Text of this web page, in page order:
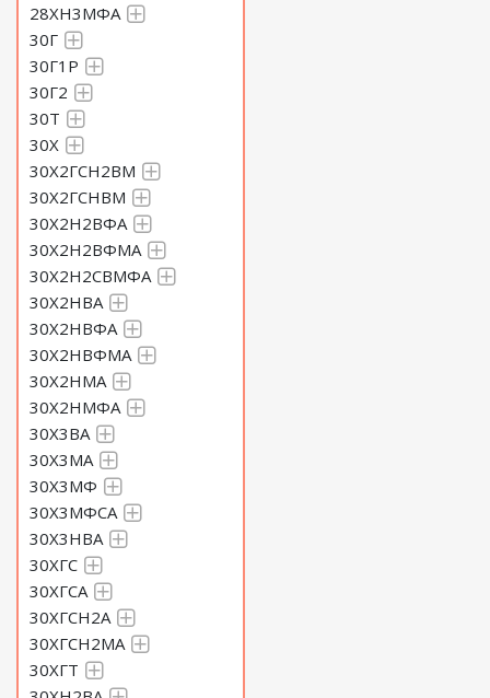
28ХН3МФА
30Г
30Г1Р
30Г2
30Т
30Х
30Х2ГСН2ВМ
30Х2ГСНВМ
30Х2Н2ВФА
30Х2Н2ВФМА
30Х2Н2СВМФА
30Х2НВА
30Х2НВФА
30Х2НВФМА
30Х2НМА
30Х2НМФА
30Х3ВА
30Х3МА
30Х3МФ
30Х3МФСА
30Х3НВА
30ХГС
30ХГСА
30ХГСН2А
30ХГСН2МА
30ХГТ